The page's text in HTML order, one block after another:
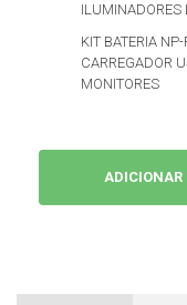
ILUMINADORES
KIT BATERIA
CARREGADOR
MONITORES
ADICIONAR